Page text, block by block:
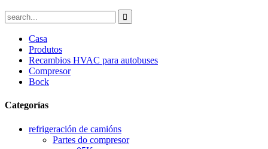
Casa
Produtos
Recambios HVAC para autobuses
Compresor
Bock
Categorías
refrigeración de camións
Partes do compresor